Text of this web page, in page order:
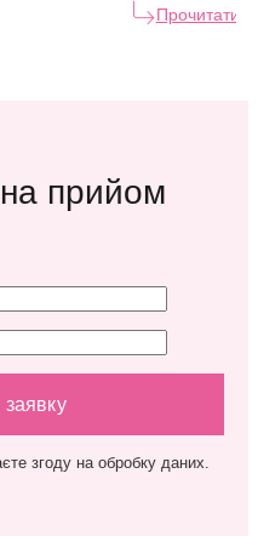
Прочитати
прийом
згоду на обробку даних.